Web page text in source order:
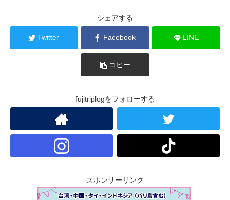
シェアする
Twitter Facebook LINE
コピー
fujitriplogをフォローする
スポンサーリンク